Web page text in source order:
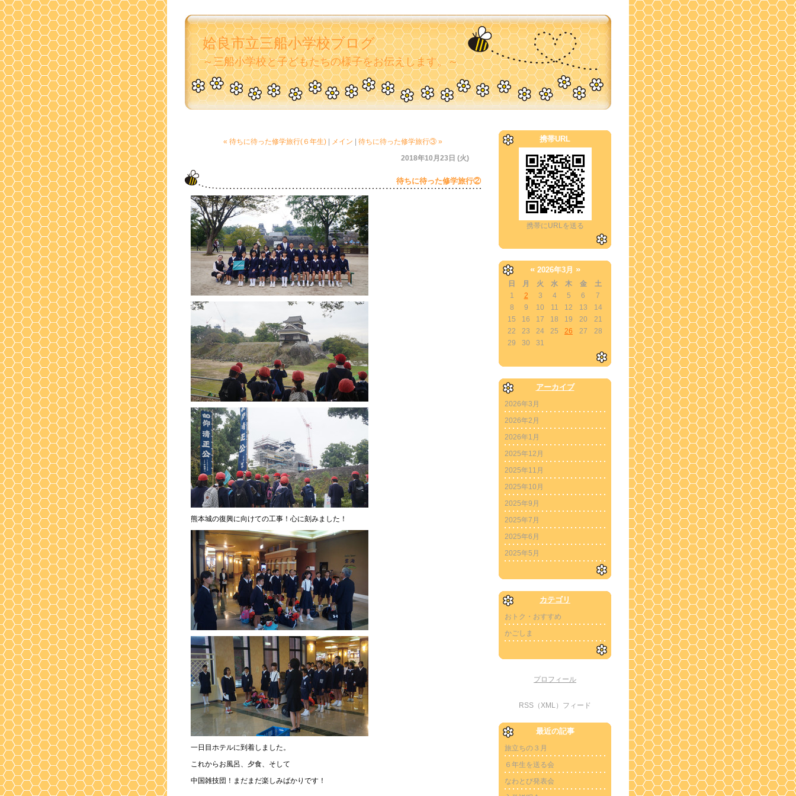
姶良市立三船小学校ブログ
～三船小学校と子どもたちの様子をお伝えします。～
« 待ちに待った修学旅行(６年生) メイン
待ちに待った修学旅行③ »
2018年10月23日 (火)
待ちに待った修学旅行②
熊本城の復興に向けての工事！心に刻みました！
一日目ホテルに到着しました。
これからお風呂、夕食、そして
中国雑技団！まだまだ楽しみばかりです！
携帯URL
携帯にURLを送る
« 2026年3月 »
日 月 火 水 木 金
土
1
2 3 4 5 6
7
8
9 10 11 12 13
14
15
16 17 18 19 20
21
22
23 24 25 26 27
28
29
30 31
アーカイブ
2026年3月
2026年2月
2026年1月
2025年12月
2025年11月
2025年10月
2025年9月
2025年7月
2025年6月
2025年5月
カテゴリ
おトク・おすすめ
かごしま
プロフィール
RSS（XML）フィード
最近の記事
旅立ちの３月
６年生を送る会
なわとび発表会